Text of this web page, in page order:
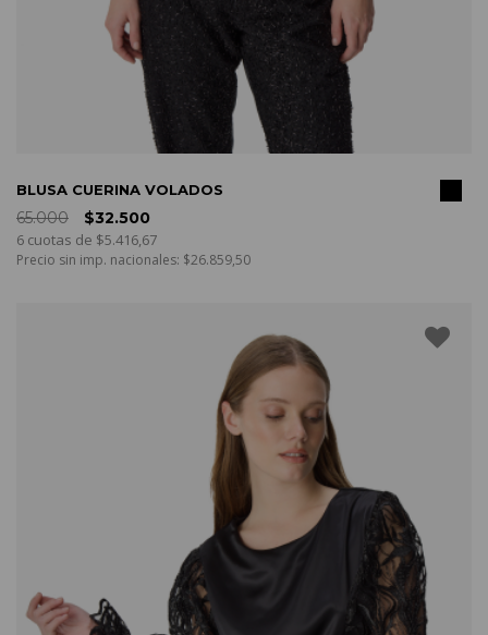
BLUSA CUERINA VOLADOS
65.000
$32.500
6 cuotas de $5.416,67
Precio sin imp. nacionales: $26.859,50